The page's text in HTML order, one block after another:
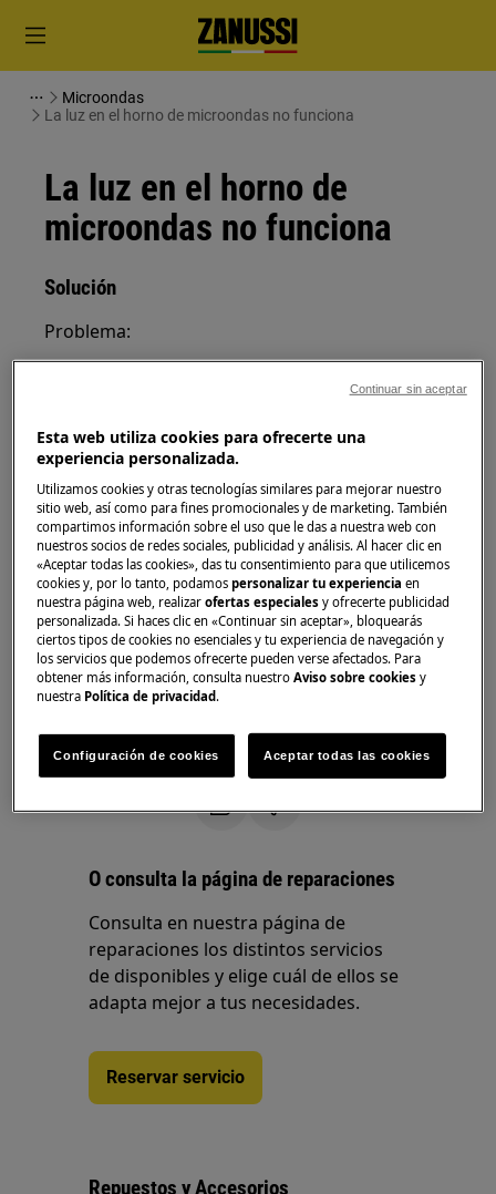
Microondas
La luz en el horno de microondas no funciona
La luz en el horno de
microondas no funciona
Solución
Problema:
¿Cómo cambiar la iluminación del
microondas?
Se aplica a:
Microondas
Solución:
1. Póngase en contacto con el Servicio Técnico
Oficial
La bombilla de luz interior solo la puede
¿Le ha resultado útil este artículo?
O consulta la página de reparaciones
Consulta en nuestra página de
reparaciones los distintos servicios
de disponibles y elige cuál de ellos se
adapta mejor a tus necesidades.
Reservar servicio
Repuestos y Accesorios
Esta web utiliza cookies para ofrecerte una
experiencia personalizada.
Utilizamos cookies y otras tecnologías similares para mejorar nuestro
sitio web, así como para fines promocionales y de marketing. También
compartimos información sobre el uso que le das a nuestra web con
nuestros socios de redes sociales, publicidad y análisis. Al hacer clic en
«Aceptar todas las cookies», das tu consentimiento para que utilicemos
cookies y, por lo tanto, podamospersonalizar tu experienciaen
nuestra página web, realizarofertas especiales y ofrecerte publicidad
personalizada. Si haces clic en «Continuar sin aceptar», bloquearás
ciertos tipos de cookies no esenciales y tu experiencia de navegación y
los servicios que podemos ofrecerte pueden verse afectados. Para
obtener más información, consulta nuestroAviso sobre cookies y
nuestra Política de privacidad.
Configuración de cookies Aceptar todas las cookies
Continuar sin aceptar